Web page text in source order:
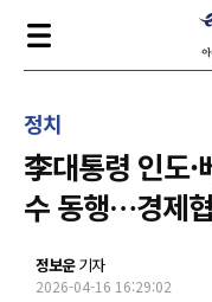
정치
李대통령 인도
수 동행…경제
정보운기자
2026-04-16 16:29:02